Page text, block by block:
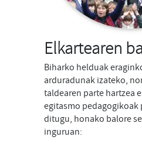
Elkartearen
Biharko helduak
arduradunak izateko,
taldearen parte hartzea
egitasmo pedagogikoak
ditugu, honako balore
inguruan: